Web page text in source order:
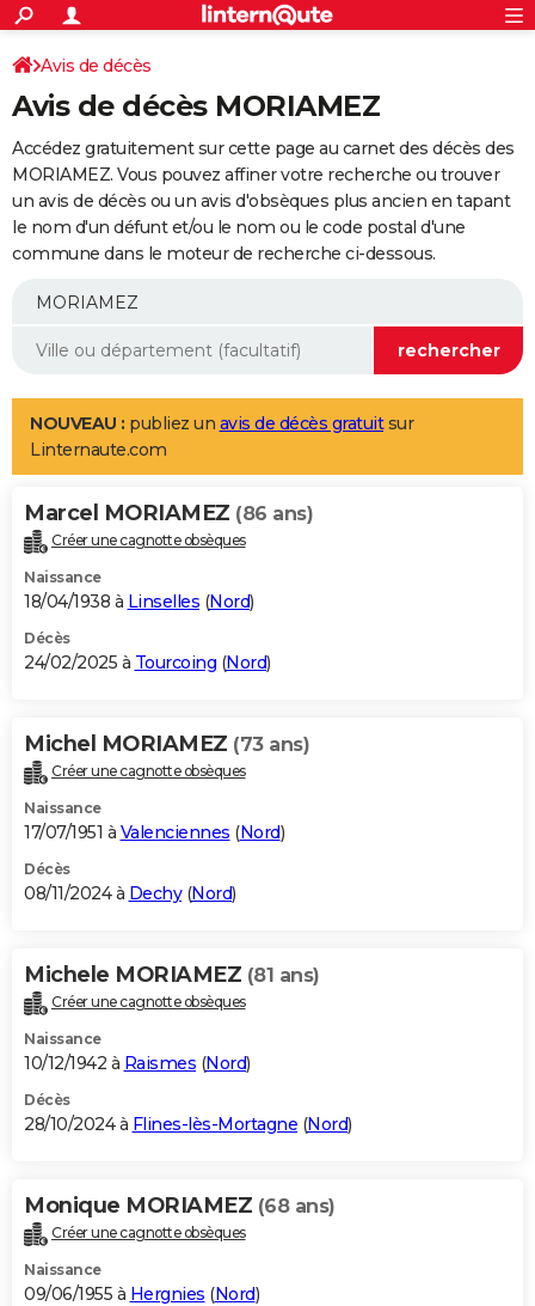
ACTUALITÉS
Politique
Société
Faits Divers
Education
Monde
Villes
+
SPORT
Coupe du monde 2026
Football
Tennis
Cyclisme
Rugby
Forum
Programme TV
TNT
Streaming
Cinéma
Sorties cinéma
Musique
+
FINANCE
Impôts
Immobilier
Risques naturels par ville
Banque
Assurance
Crédit
AUTO
Essais
Réserver un essai
Citadines
Berlines
SUV
Forum auto
+
Mobiles
Meilleur smartphone
Internet
Ordinateurs
Jeux vidéo
Guide high-tech
Aménagement intérieur
LIFESTYLE
Art de vivre
Bien-être
Loisirs
Mode
Modes de vie
Alimentation
Guide de la santé
Maladies
Médicaments
Sommeil
VOYAGE
Destinations
City break
Voyage nature
Voyage de noces
Forum
Climat
+PHOTO
GUIDES D'ACHAT
BONS PLANS
Carte de Noël
Carte Bonne année
Carte Saint-Valentin
Carte Pâques
Carte d'anniversaire
DICTIONNAIRE
Dictionnaire
Biographies
Citations
Expressions
Proverbes
PROGRAMME TV
S'inscrire
Se connecter
Lycées
Collèges
Primaires
Universités
Entreprises
Service militaire
Avis de recherche
AVIS DE DÉCÈS
Bricolage
Lifestyle
Culture
Sport
Auto
Television
Voyage
Cinema
Avis de décès
Avis de décès MORIAMEZ
Accédez gratuitement sur cette page au carnet des décès des
MORIAMEZ. Vous pouvez affiner votre recherche ou trouver
un avis de décès ou un avis d'obsèques plus ancien en tapant
le nom d'un défunt et/ou le nom ou le code postal d'une
commune dans le moteur de recherche ci-dessous.
NOUVEAU : publiez un avis de décès gratuitsur
Linternaute.com
Marcel MORIAMEZ (86 ans)
Créer une cagnotte obsèques
Naissance
18/04/1938 à Linselles (Nord)
Décès
24/02/2025 à Tourcoing (Nord)
Michel MORIAMEZ (73 ans)
Créer une cagnotte obsèques
Naissance
17/07/1951 à Valenciennes (Nord)
Décès
08/11/2024 à Dechy(Nord)
Michele MORIAMEZ (81 ans)
Créer une cagnotte obsèques
Naissance
10/12/1942 à Raismes (Nord)
Décès
28/10/2024 à Flines-lès-Mortagne (Nord)
Monique MORIAMEZ (68 ans)
Créer une cagnotte obsèques
Naissance
09/06/1955 à Hergnies (Nord)